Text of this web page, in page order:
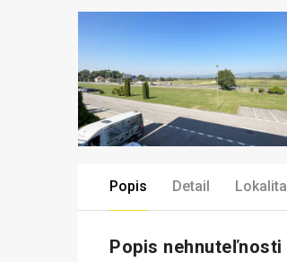
Popis Detail Lokalita
Popis nehnuteľnosti